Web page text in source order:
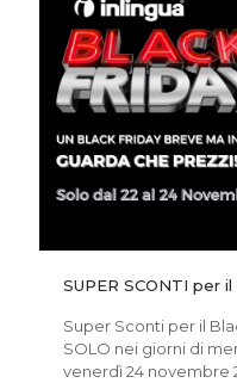
SUPER SCONTI per
Super Sconti per il
SOLO nei giorni di
venerdì 24 novembre